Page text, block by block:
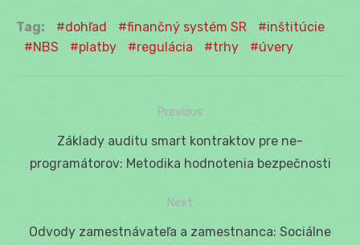
Tag: dohľad finančný systém SR
inštitúcie
NBS
platby regulácia trhy úvery
Navigácia
Previous
Previous
post:
Základy auditu smart kontraktov pre ne-
programátorov: Metodika hodnotenia bezpečnosti
Next
Next
Odvody zamestnávateľa a zamestnanca: Sociálne